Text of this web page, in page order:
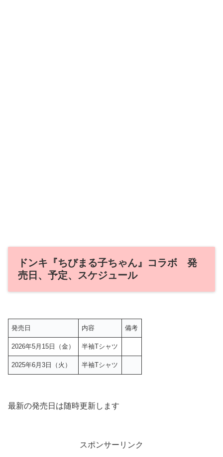
ドンキ『ちびまる子ちゃん』コラボ 発
売日、予定、スケジュール
発売日 内容 備考
2026年5月15日（金） 半袖Tシャツ
2025年6月3日（火） 半袖Tシャツ
最新の発売日は随時更新します
スポンサーリンク